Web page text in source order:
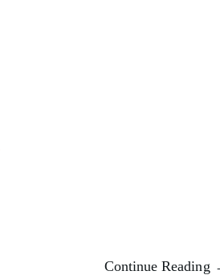
Continue Reading